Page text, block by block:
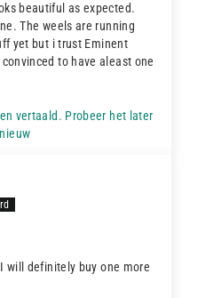
beautiful as expected.
The weels are running
yet but i trust Eminent
to have aleast one
vertaald. Probeer het later
will definitely buy one more